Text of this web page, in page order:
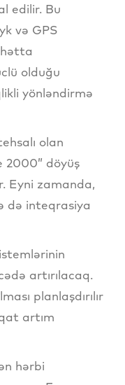
edilir. Bu
və GPS
hətta
olduğu
yönləndirmə
olan
2000” döyüş
Eyni zamanda,
də inteqrasiya
artırılacaq.
planlaşdırılır
artım
hərbi